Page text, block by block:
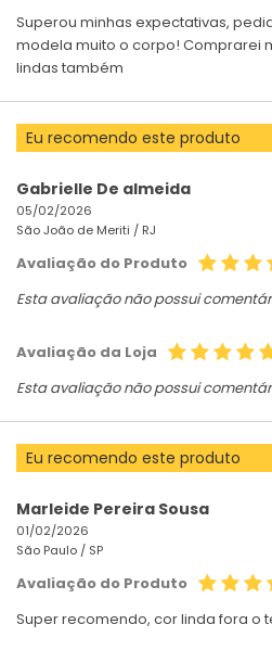
Superou minhas expectativas,
modela muito o corpo! Comprarei
lindas também
Eu recomendo este produto
Gabrielle De almeida
05/02/2026
São João de Meriti / RJ
Avaliação do Produto
Esta avaliação não possui
Avaliação da Loja
Esta avaliação não possui
Eu recomendo este produto
Marleide Pereira Sousa
01/02/2026
São Paulo / SP
Avaliação do Produto
Super recomendo, cor linda fora o